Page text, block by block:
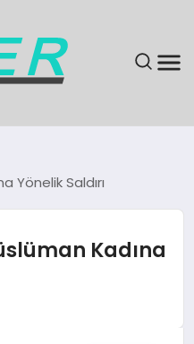
Yönelik Saldırı
Kadına